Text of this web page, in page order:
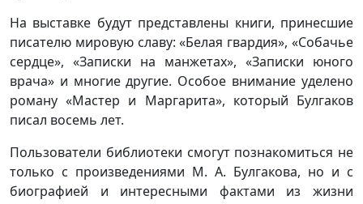
На выставке будут представлены книги, принесшие
писателю мировую славу: «Белая гвардия», «Собачье
сердце», «Записки на манжетах», «Записки юного
врача» и многие другие. Особое внимание уделено
роману «Мастер и Маргарита», который Булгаков
писал восемь лет.
Пользователи библиотеки смогут познакомиться не
только с произведениями М. А. Булгакова, но и с
биографией и интересными фактами из жизни